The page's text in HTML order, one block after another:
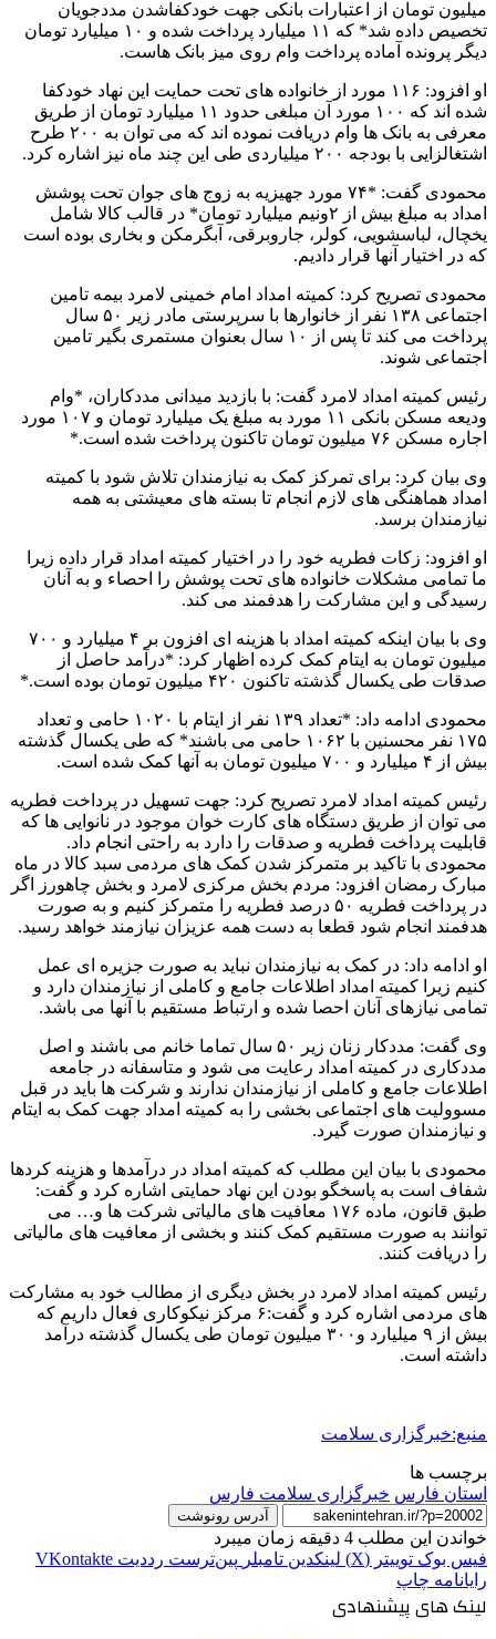
میلیون تومان از اعتبارات بانکی جهت خودکفاشدن مددجویان
تخصیص داده شد* که ۱۱ میلیارد پرداخت شده و ۱۰ میلیارد تومان
دیگر پرونده آماده پرداخت وام روی میز بانک هاست.
او افزود: ۱۱۶ مورد از خانواده های تحت حمایت این نهاد خودکفا
شده اند که ۱۰۰ مورد آن مبلغی حدود ۱۱ میلیارد تومان از طریق
معرفی به بانک ها وام دریافت نموده اند که می توان به ۲۰۰ طرح
اشتغالزایی با بودجه ۲۰۰ میلیاردی طی این چند ماه نیز اشاره کرد.
محمودی گفت: *۷۴ مورد جهیزیه به زوج های جوان تحت پوشش
امداد به مبلغ بیش از ۲ونیم میلیارد تومان* در قالب کالا شامل
یخچال، لباسشویی، کولر، جاروبرقی، آبگرمکن و بخاری بوده است
که در اختیار آنها قرار دادیم.
محمودی تصریح کرد: کمیته امداد امام خمینی لامرد بیمه تامین
اجتماعی ۱۳۸ نفر از خانوارها با سرپرستی مادر زیر ۵۰ سال
پرداخت می کند تا پس از ۱۰ سال بعنوان مستمری بگیر تامین
اجتماعی شوند.
رئیس کمیته امداد لامرد گفت: با بازدید میدانی مددکاران، *وام
ودیعه مسکن بانکی ۱۱ مورد به مبلغ یک میلیارد تومان و ۱۰۷ مورد
اجاره مسکن ۷۶ میلیون تومان تاکنون پرداخت شده است.*
وی بیان کرد: برای تمرکز کمک به نیازمندان تلاش شود با کمیته
امداد هماهنگی های لازم انجام تا بسته های معیشتی به همه
نیازمندان برسد.
او افزود: زکات فطریه خود را در اختیار کمیته امداد قرار داده زیرا
ما تمامی مشکلات خانواده های تحت پوشش را احصاء و به آنان
رسیدگی و این مشارکت را هدفمند می کند.
وی با بیان اینکه کمیته امداد با هزینه ای افزون بر ۴ میلیارد و ۷۰۰
میلیون تومان به ایتام کمک کرده اظهار کرد: *درآمد حاصل از
صدقات طی یکسال گذشته تاکنون ۴۲۰ میلیون تومان بوده است.*
محمودی ادامه داد: *تعداد ۱۳۹ نفر از ایتام با ۱۰۲۰ حامی و تعداد
۱۷۵ نفر محسنین با ۱۰۶۲ حامی می باشند* که طی یکسال گذشته
بیش از ۴ میلیارد و ۷۰۰ میلیون تومان به آنها کمک شده است.
رئیس کمیته امداد لامرد تصریح کرد: جهت تسهیل در پرداخت فطریه
می توان از طریق دستگاه های کارت خوان موجود در نانوایی ها که
قابلیت پرداخت فطریه و صدقات را دارد به راحتی انجام داد.
محمودی با تاکید بر متمرکز شدن کمک های مردمی سبد کالا در ماه
مبارک رمضان افزود: مردم بخش مرکزی لامرد و بخش چاهورز اگر
در پرداخت فطریه ۵۰ درصد فطریه را متمرکز کنیم و به صورت
هدفمند انجام شود قطعا به دست همه عزیزان نیازمند خواهد رسید.
او ادامه داد: در کمک به نیازمندان نباید به صورت جزیره ای عمل
کنیم زیرا کمیته امداد اطلاعات جامع و کاملی از نیازمندان دارد و
تمامی نیازهای آنان احصا شده و ارتباط مستقیم با آنها می باشد.
وی گفت: مددکار زنان زیر ۵۰ سال تماما خانم می باشند و اصل
مددکاری در کمیته امداد رعایت می شود و متاسفانه در جامعه
اطلاعات جامع و کاملی از نیازمندان ندارند و شرکت ها باید در قبل
مسوولیت های اجتماعی بخشی را به کمیته امداد جهت کمک به ایتام
و نیازمندان صورت گیرد.
محمودی با بیان این مطلب که کمیته امداد در درآمدها و هزینه کردها
شفاف است به پاسخگو بودن این نهاد حمایتی اشاره کرد و گفت:
طبق قانون، ماده ۱۷۶ معافیت های مالیاتی شرکت ها و… می
توانند به صورت مستقیم کمک کنند و بخشی از معافیت های مالیاتی
را دریافت کنند.
رئیس کمیته امداد لامرد در بخش دیگری از مطالب خود به مشارکت
های مردمی اشاره کرد و گفت:۶ مرکز نیکوکاری فعال داریم که
بیش از ۹ میلیارد و۳۰۰ میلیون تومان طی یکسال گذشته درآمد
داشته است.
منبع:خبرگزاری سلامت
برچسب ها
استان فارس خبرگزاری سلامت فارس
آدرس رونوشت
خواندن این مطلب 4 دقیقه زمان میبرد
فیس بوک توییتر (X) لینکدین ‫تامبلر ‫پین‌ترست ‫رددیت ‫VKontakte
رایانامه چاپ
لینک های پیشنهادی